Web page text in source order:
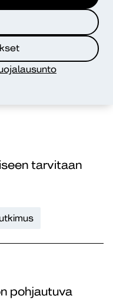
opiskelijoiden
tarvitaan
pohjautuva